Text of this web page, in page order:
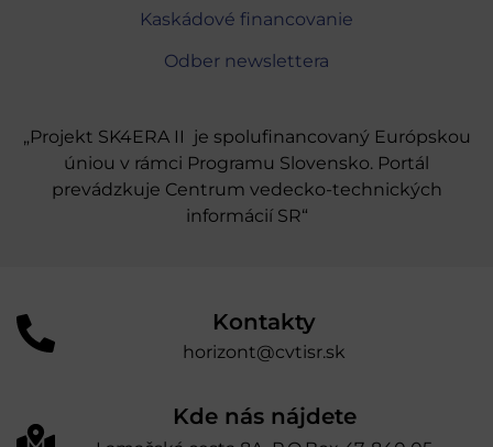
Kaskádové financovanie
Odber newslettera
„Projekt SK4ERA II je spolufinancovaný Európskou
úniou v rámci Programu Slovensko. Portál
prevádzkuje Centrum vedecko-technických
informácií SR“
Kontakty
horizont@cvtisr.sk
Kde nás nájdete